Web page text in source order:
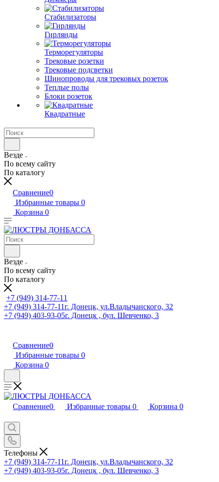
Стабилизаторы
Гирлянды
Терморегуляторы
Трековые розетки
Трековые подсветки
Шинопроводы для трековых розеток
Теплые полы
Блоки розеток
Квадратные
Везде
По всему сайту
По каталогу
Сравнение0
Избранные товары 0
Корзина 0
Везде
По всему сайту
По каталогу
+7 (949) 314-77-11
+7 (949) 314-77-11г. Донецк, ул.Владычанского, 32
+7 (949) 403-93-05г. Донецк , бул. Шевченко, 3
Сравнение0
Избранные товары 0
Корзина 0
Сравнение0 Избранные товары 0 Корзина 0
Телефоны
+7 (949) 314-77-11г. Донецк, ул.Владычанского, 32
+7 (949) 403-93-05г. Донецк , бул. Шевченко, 3